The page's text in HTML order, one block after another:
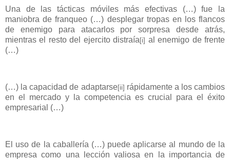
Una de las tácticas móviles más efectivas (…) fue la
maniobra de franqueo (…) desplegar tropas en los flancos
de enemigo para atacarlos por sorpresa desde atrás,
mientras el resto del ejercito distraía [i] al enemigo de frente
(…)
(…) la capacidad de adaptarse[ii] rápidamente a los cambios
en el mercado y la competencia es crucial para el éxito
empresarial (…)
El uso de la caballería (…) puede aplicarse al mundo de la
empresa como una lección valiosa en la importancia de